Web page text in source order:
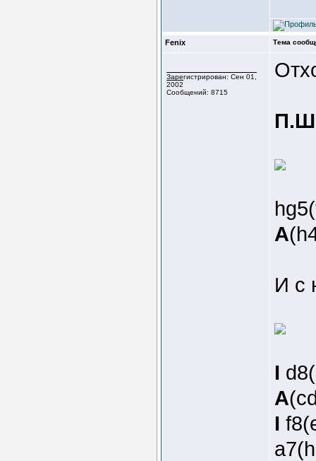
Fenix Тема
Зарегистрирован: Сен 01,
2002
Сообщений: 8715
A
И с
I
A
I